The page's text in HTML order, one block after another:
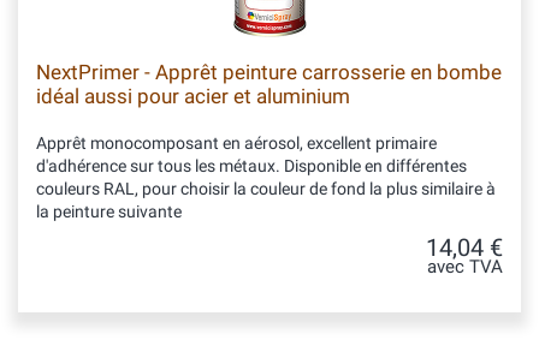
NextPrimer - Apprêt peinture carrosserie en bombe
idéal aussi pour acier et aluminium
Apprêt monocomposant en aérosol, excellent primaire
d'adhérence sur tous les métaux. Disponible en différentes
couleurs RAL, pour choisir la couleur de fond la plus similaire à
la peinture suivante
14,04 €
avec TVA